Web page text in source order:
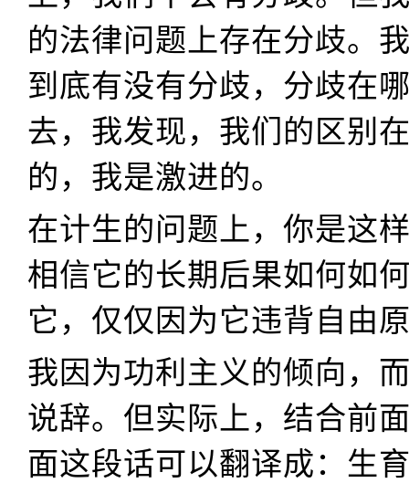
的法律问题上存在分歧。
到底有没有分歧，分歧在
去，我发现，我们的区别
的，我是激进的。
在计生的问题上，你是这
相信它的长期后果如何如
它，仅仅因为它违背自由
我因为功利主义的倾向，
说辞。但实际上，结合前
面这段话可以翻译成：生